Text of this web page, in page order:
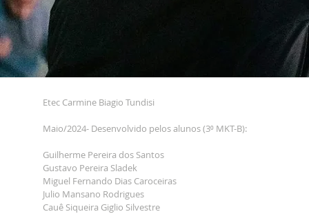
Etec Carmine Biagio Tundisi
Maio/2024- Desenvolvido pelos alunos (3⁰ MKT-B):
Guilherme Pereira dos Santos
Gustavo Pereira Sladek
Miguel Fernando Dias Caroceiras
Julio Mansano Rodrigues
Cauê Siqueira Giglio Silvestre